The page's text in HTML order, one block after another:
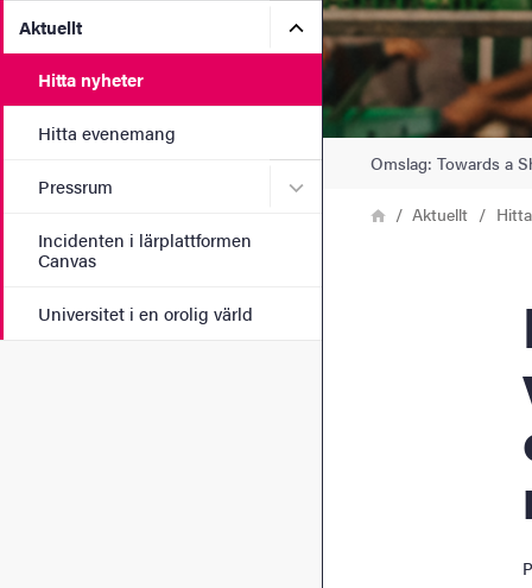
Aktuellt Undermeny för Aktuellt
Hitta nyheter
Hitta evenemang
Pressrum Undermeny för Pressrum
Incidenten i lärplattformen
Canvas
Universitet i en orolig värld
Omslag: Towards a
LänkstigHemAktuellt